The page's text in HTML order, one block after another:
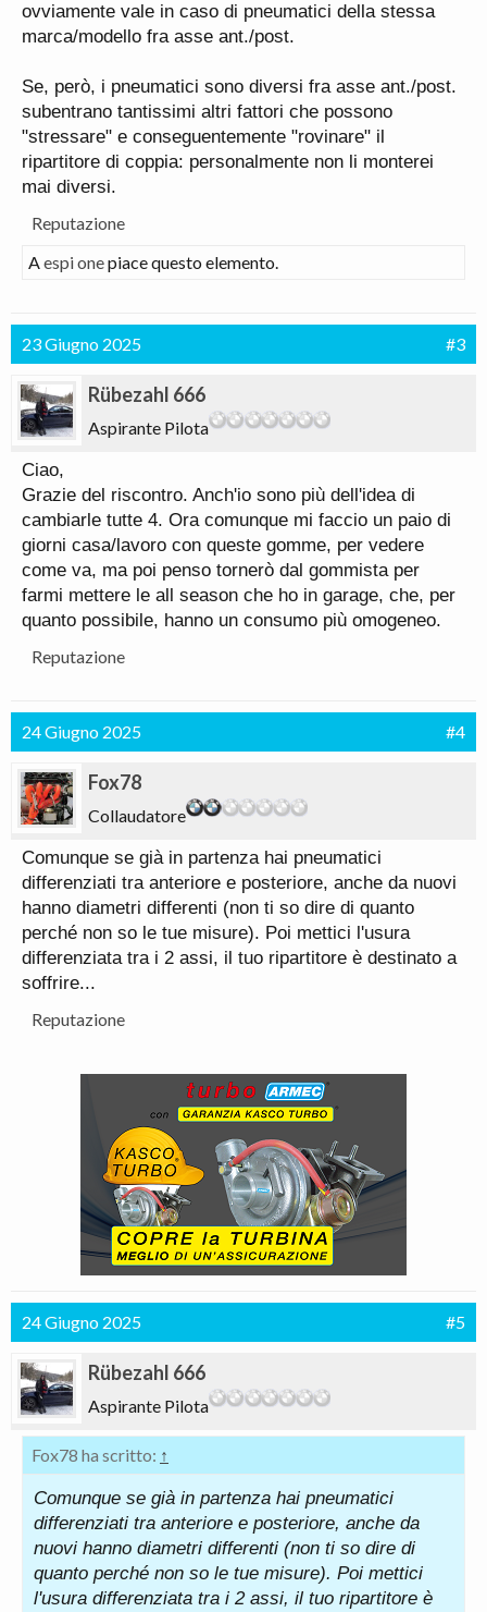
È già capitato a qualcuno di cambiare le gomne ad
Rischio di danneggiare il differenziale xDrive?
Il gommista dice che comunque l'usura non sarà
mai uniforme essendo a trazione prevalente
posteriore e che per differenze minime di
battistrada non succede nulla, altrimenti non me le
Ad ora ho fatto 30km e non ho notato
seconda del posteriore montato stamattina.
Grazie
ovviamente vale in caso di pneumatici della stessa
marca/modello fra asse ant./post.
Se, però, i pneumatici sono diversi fra asse ant./post.
subentrano tantissimi altri fattori che possono
"stressare" e conseguentemente "rovinare" il
ripartitore di coppia: personalmente non li monterei
mai diversi.
Reputazione
Aespi onepiace questo elemento.
23 Giugno 2025 #3
Rübezahl 666
Aspirante Pilota
Ciao,
Grazie del riscontro. Anch'io sono più dell'idea di
cambiarle tutte 4. Ora comunque mi faccio un paio di
giorni casa/lavoro con queste gomme, per vedere
come va, ma poi penso tornerò dal gommista per
farmi mettere le all season che ho in garage, che, per
quanto possibile, hanno un consumo più omogeneo.
Reputazione
24 Giugno 2025 #4
Fox78
Collaudatore
Comunque se già in partenza hai pneumatici
differenziati tra anteriore e posteriore, anche da nuovi
hanno diametri differenti (non ti so dire di quanto
perché non so le tue misure). Poi mettici l'usura
differenziata tra i 2 assi, il tuo ripartitore è destinato a
soffrire...
Reputazione
24 Giugno 2025 #5
Rübezahl 666
Aspirante Pilota
Fox78 ha scritto: ↑
Comunque se già in partenza hai pneumatici
differenziati tra anteriore e posteriore, anche da
nuovi hanno diametri differenti (non ti so dire di
quanto perché non so le tue misure). Poi mettici
l'usura differenziata tra i 2 assi, il tuo ripartitore è